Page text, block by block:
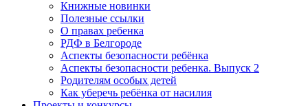
Книжные новинки
Полезные ссылки
О правах ребенка
РДФ в Белгороде
Аспекты безопасности ребёнка
Аспекты безопасности ребенка. Выпуск 2
Родителям особых детей
Как уберечь ребёнка от насилия